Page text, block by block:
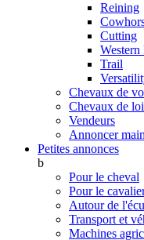
Reining
Cutting
Western
Trail
Chevaux de
Chevaux de
Vendeurs
Annoncer
Petites annonces
b
Pour le cheval
Pour le
Autour de
Transport et
Machines